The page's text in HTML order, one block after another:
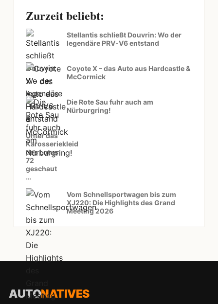
Zurzeit beliebt:
Stellantis schließt Douvrin: Wo der
legendäre PRV-V6 entstand
Coyote X – das Auto aus Hardcastle &
McCormick
Die Rote Sau fuhr auch am
Nürburgring!
Unter das
Karosseriekleid
des Lotus
72
geschaut
…
Vom Schnellsportwagen bis zum
XJ220: Die Highlights des Grand
Meeting 2026
AUTONATIVES